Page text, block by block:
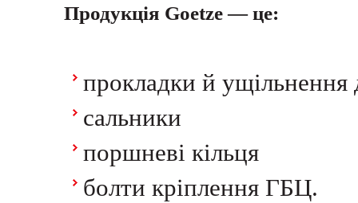
Продукція Goetze — це:
прокладки й ущільнення
сальники
поршневі кільця
болти кріплення ГБЦ.